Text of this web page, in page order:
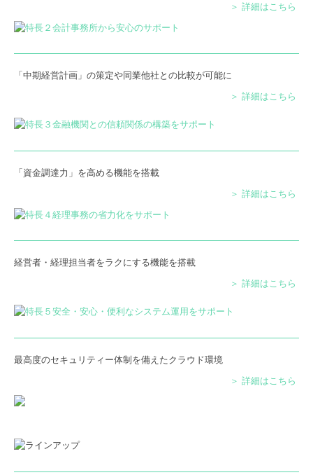
＞ 詳細はこちら
「中期経営計画」の策定や同業他社との比較が可能に
＞ 詳細はこちら
「資金調達力」を高める機能を搭載
＞ 詳細はこちら
経営者・経理担当者をラクにする機能を搭載
＞ 詳細はこちら
最高度のセキュリティー体制を備えたクラウド環境
＞ 詳細はこちら